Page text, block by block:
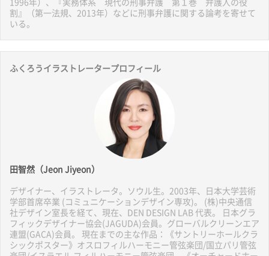
割』（第一法規、2013年）などに刑事弁護に関する論考を寄せて
いる。
ふくろうイラストレータープロフィール
田智然（Jeon Jiyeon）
デザイナー、イラストレータ。ソウル生。2003年、日本大学芸術
学部首席卒業 (コミュニケーションデザイン専攻)。 (株)中央通信
社デザイン室長を経て、現在、DEN DESIGN LAB 代表。 日本グラ
フィックデザイナー協会(JAGUDA)会員。グローバルクリーンエア
連盟(GACA)会員。 現在までの主な作品：《サントリーホールクラ
シックポスター》オスロフィルハーモニー管弦楽団/国立パリ管弦